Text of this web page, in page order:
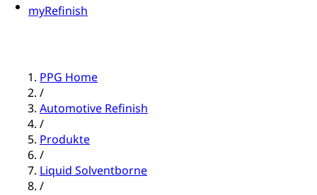
myRefinish
PPG Home
/
Automotive Refinish
/
Produkte
/
Liquid Solventborne
/